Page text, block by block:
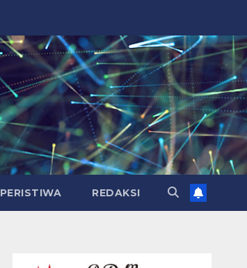
PERISTIWA REDAKSI